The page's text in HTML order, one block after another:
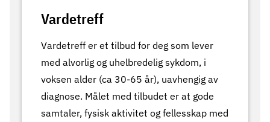
Vardetreff
Vardetreff er et tilbud for deg som lever
med alvorlig og uhelbredelig sykdom, i
voksen alder (ca 30-65 år), uavhengig av
diagnose. Målet med tilbudet er at gode
samtaler, fysisk aktivitet og fellesskap med